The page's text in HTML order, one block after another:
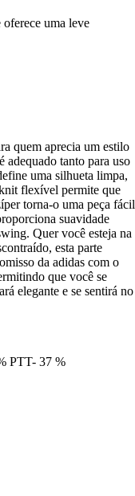
uma leve
quem aprecia um estilo
adequado tanto para uso
uma silhueta limpa,
flexível permite que
torna-o uma peça fácil
suavidade
Quer você esteja na
esta parte
da adidas com o
que você se
elegante e se sentirá no
PTT- 37 %